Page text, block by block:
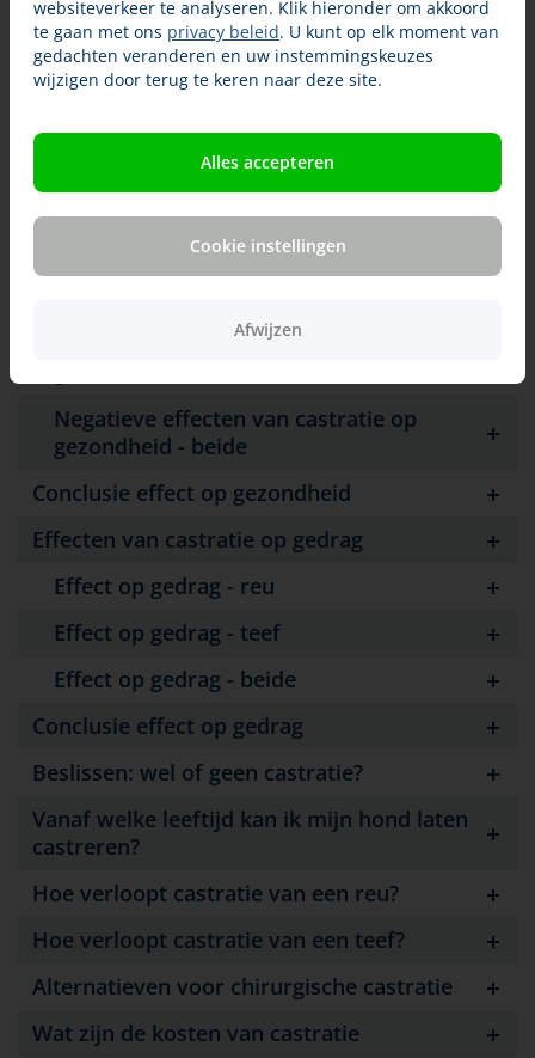
Welke positieve effecten heeft castratie
op gezondheid - reu
op gezondheid - teef
Welke positieve effecten heeft castratie
op gezondheid - beide
Negatieve effecten van castratie op
Negatieve effecten van castratie op
Negatieve effecten van castratie op
gezondheid - beide
Conclusie effect op gezondheid
Effecten van castratie op gedrag
Effect op gedrag - reu
Effect op gedrag - teef
Effect op gedrag - beide
Conclusie effect op gedrag
Beslissen: wel of geen castratie?
Vanaf welke leeftijd kan ik mijn hond laten
castreren?
Hoe verloopt castratie van een reu?
Hoe verloopt castratie van een teef?
Alternatieven voor chirurgische castratie
Wat zijn de kosten van castratie
websiteverkeer te analyseren. Klik hieronder om akkoord
te gaan met ons privacy beleid. U kunt op elk moment van
gedachten veranderen en uw instemmingskeuzes
wijzigen door terug te keren naar deze site.
Alles accepteren
Cookie instellingen
Afwijzen